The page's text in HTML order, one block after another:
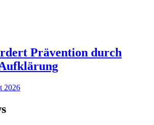
Prävention durch
2026